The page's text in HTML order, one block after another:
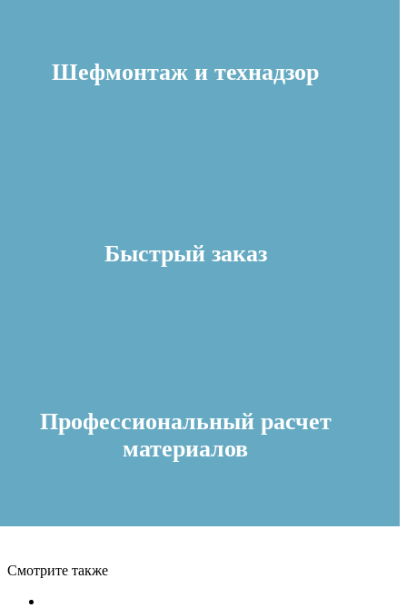
Шефмонтаж и технадзор
Быстрый заказ
Профессиональный расчет
материалов
Смотрите также